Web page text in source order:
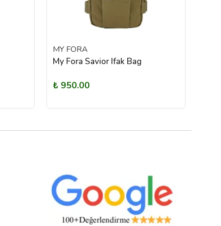
MY FORA
My Fora Savior Ifak Bag
₺ 950.00